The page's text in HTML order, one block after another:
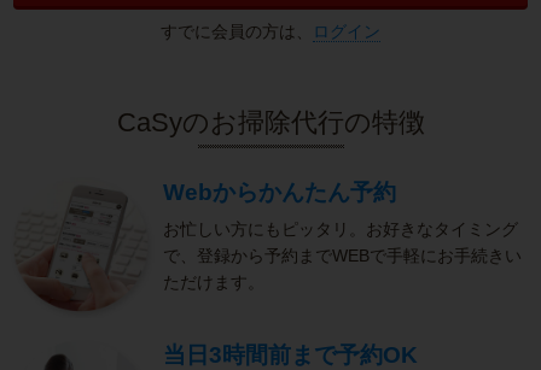
すでに会員の方は、 ログイン
CaSyのお掃除代行の特徴
Webからかんたん予約
お忙しい方にもピッタリ。お好きなタイミング
で、登録から予約までWEBで手軽にお手続きい
ただけます。
当日3時間前まで予約OK